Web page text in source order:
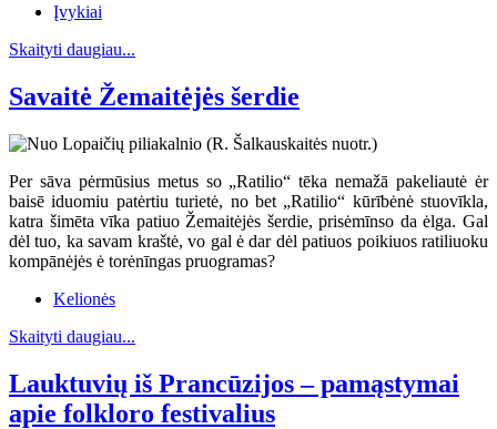
Įvykiai
Skaityti daugiau...
Savaitė Žemaitėjės šerdie
Per sāva pėrmūsius metus so „Ratilio“ tēka nemažā pakeliautė ėr
baisē iduomiu patėrtiu turietė, no bet „Ratilio“ kūrībėnė stuovīkla,
katra šimēta vīka patiuo Žemaitėjės šerdie, prisėmīnso da ėlga. Gal
dėl tuo, ka savam kraštė, vo gal ė dar dėl patiuos poikiuos ratiliuoku
kompānėjės ė torėnīngas pruogramas?
Kelionės
Skaityti daugiau...
Lauktuvių iš Prancūzijos – pamąstymai
apie folkloro festivalius